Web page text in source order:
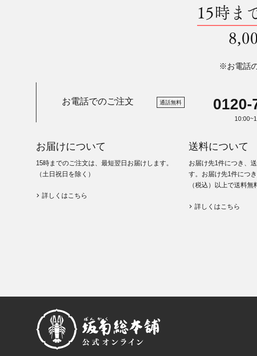
15時ま
※お電話
お電話でのご注文 通話無料 0120-
お届けについて
15時までのご注文は、最短翌日お届けします。
（土日祝日を除く）
詳しくはこちら
送料について
お届け先1件につき、
す。お届け先1件につ
（税込）以上で送料無
詳しくはこちら